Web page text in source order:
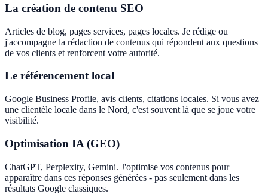
La création de contenu SEO
Articles de blog, pages services, pages locales. Je rédige ou
j'accompagne la rédaction de contenus qui répondent aux questions
de vos clients et renforcent votre autorité.
Le référencement local
Google Business Profile, avis clients, citations locales. Si vous avez
une clientèle locale dans le Nord, c'est souvent là que se joue votre
visibilité.
Optimisation IA (GEO)
ChatGPT, Perplexity, Gemini. J'optimise vos contenus pour
apparaître dans ces réponses générées - pas seulement dans les
résultats Google classiques.